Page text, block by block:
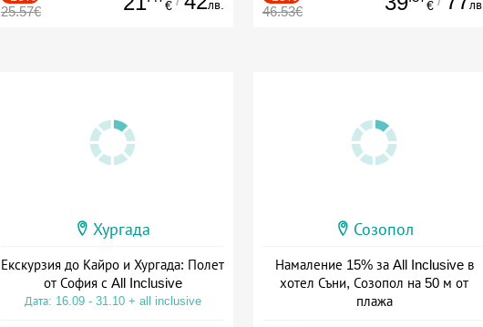
25.57€ € лв. 46.53€ € лв.
Хургада
Екскурзия до Кайро и Хургада: Полет
от София с All Inclusive
Дата: 16.09 - 31.10 + all inclusive
Созопол
Намаление 15% за All Inclusive в
хотел Съни, Созопол на 50 м от
плажа